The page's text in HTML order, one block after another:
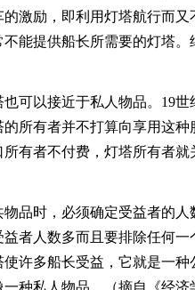
激励，即利用灯塔航行而
能提供船长所需要的灯塔
可以接近于私人物品。19
所有者并不打算向享用这
有者不付费，灯塔所有者
品时，必须确定受益者的
者人数多而且要排除任何
许多船长受益，它就是一
种私人物品。（摘自《经